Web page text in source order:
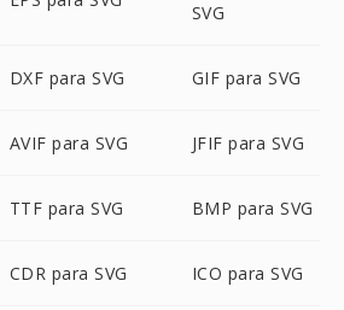
SVG
DXF para SVG GIF para SVG
AVIF para SVG JFIF para SVG
TTF para SVG BMP para SVG
CDR para SVG ICO para SVG